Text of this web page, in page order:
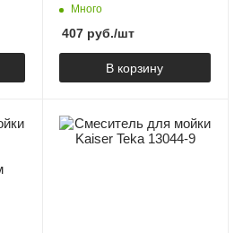
чёрный
Много
407руб./шт
В корзину